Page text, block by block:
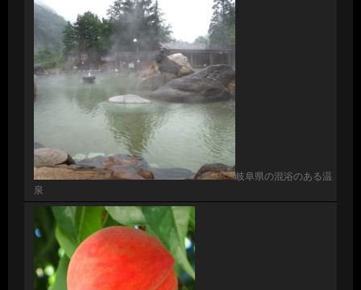
岐阜県の混浴のある温
泉